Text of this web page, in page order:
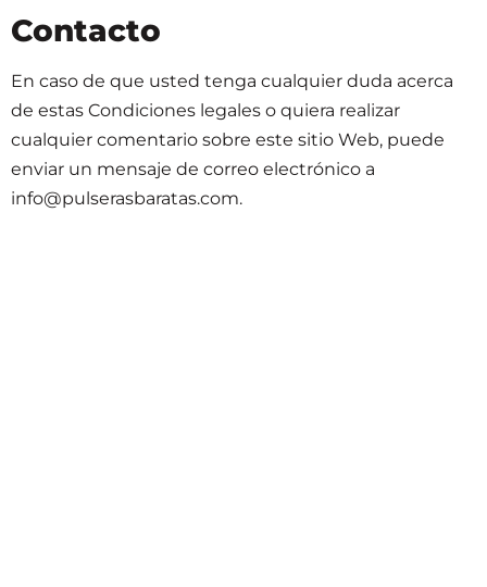
Contacto
En caso de que usted tenga cualquier duda acerca
de estas Condiciones legales o quiera realizar
cualquier comentario sobre este sitio Web, puede
enviar un mensaje de correo electrónico a
info@pulserasbaratas.com.